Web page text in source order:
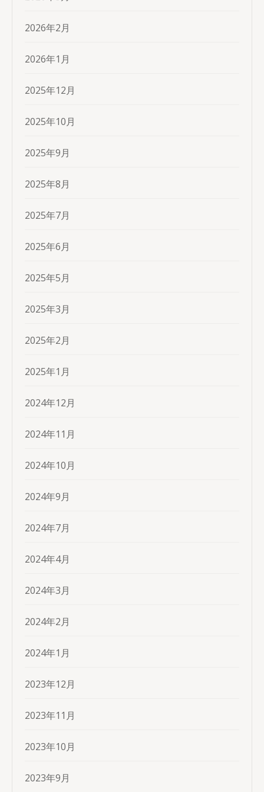
2026年2月
2026年1月
2025年12月
2025年10月
2025年9月
2025年8月
2025年7月
2025年6月
2025年5月
2025年3月
2025年2月
2025年1月
2024年12月
2024年11月
2024年10月
2024年9月
2024年7月
2024年4月
2024年3月
2024年2月
2024年1月
2023年12月
2023年11月
2023年10月
2023年9月